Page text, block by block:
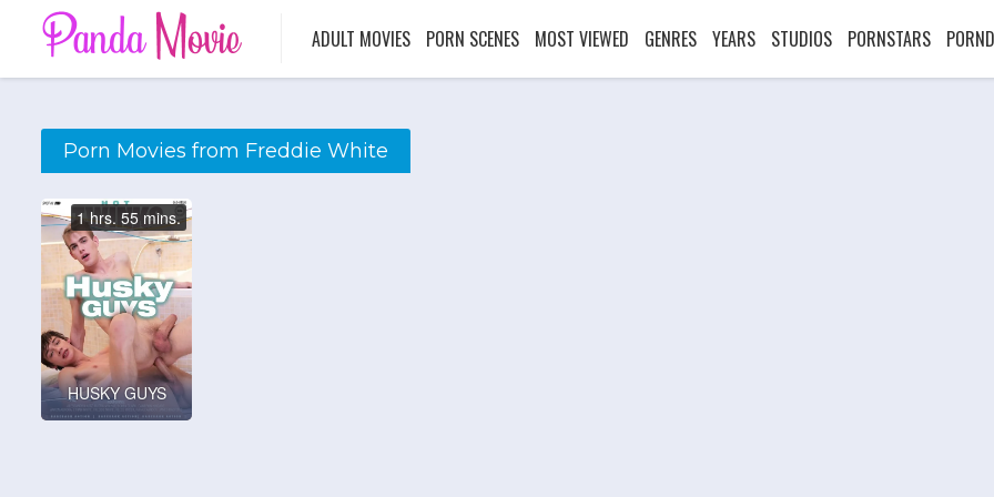
ADULT MOVIES PORN SCENES MOST VIEWED GENRES YEARS STUDIOS PORNSTARS
Porn Movies from Freddie White
HUSKY GUYS
1 hrs. 55 mins.